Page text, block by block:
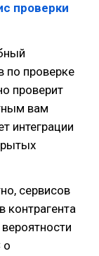
проверки
по проверке
проверит
вам
интеграции
сервисов
контрагента
о